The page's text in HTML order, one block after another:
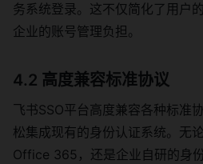
务系统登录。这不仅简化了用户
企业的账号管理负担。
4.2 高度兼容标准协议
飞书SSO平台高度兼容各种标准
松集成现有的身份认证系统。无论
Office 365，还是企业自研的身